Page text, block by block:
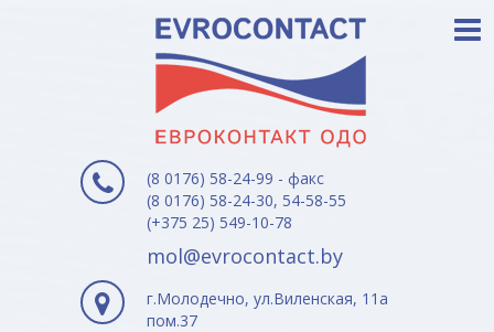
(8 0176) 58-24-99 - факс
(8 0176) 58-24-30, 54-58-55
(+375 25) 549-10-78
mol@evrocontact.by
г.Молодечно, ул.Виленская, 11а
пом.37